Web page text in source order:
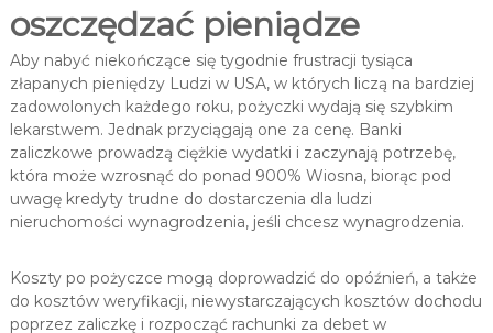
oszczędzać pieniądze
Aby nabyć niekończące się tygodnie frustracji tysiąca
złapanych pieniędzy Ludzi w USA, w których liczą na bardziej
zadowolonych każdego roku, pożyczki wydają się szybkim
lekarstwem. Jednak przyciągają one za cenę. Banki
zaliczkowe prowadzą ciężkie wydatki i zaczynają potrzebę,
która może wzrosnąć do ponad 900% Wiosna, biorąc pod
uwagę kredyty trudne do dostarczenia dla ludzi
nieruchomości wynagrodzenia, jeśli chcesz wynagrodzenia.
Koszty po pożyczce mogą doprowadzić do opóźnień, a także
do kosztów weryfikacji, niewystarczających kosztów dochodu
poprzez zaliczkę i rozpocząć rachunki za debet w